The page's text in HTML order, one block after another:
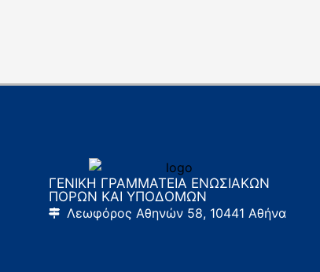
ΓΕΝΙΚΗ ΓΡΑΜΜΑΤΕΙΑ ΕΝΩΣΙΑΚΩΝ
ΠΟΡΩΝ ΚΑΙ ΥΠΟΔΟΜΩΝ
Λεωφόρος Αθηνών 58, 10441 Αθήνα